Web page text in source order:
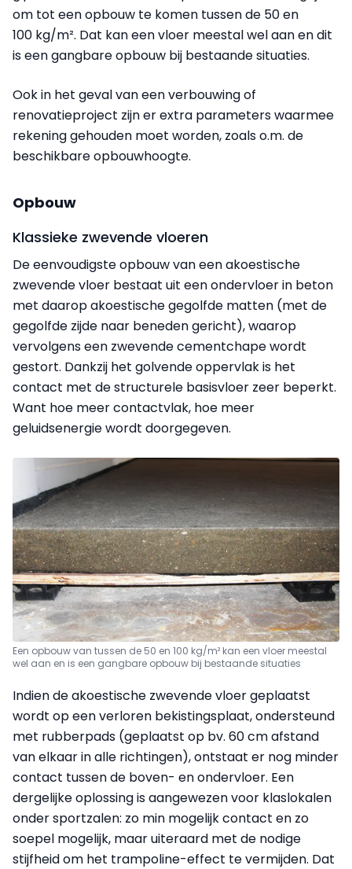
om tot een opbouw te komen tussen de 50 en
100 kg/m². Dat kan een vloer meestal wel aan en dit
is een gangbare opbouw bij bestaande situaties.
Ook in het geval van een verbouwing of
renovatieproject zijn er extra parameters waarmee
rekening gehouden moet worden, zoals o.m. de
beschikbare opbouwhoogte.
Opbouw
Klassieke zwevende vloeren
De eenvoudigste opbouw van een akoestische
zwevende vloer bestaat uit een ondervloer in beton
met daarop akoestische gegolfde matten (met de
gegolfde zijde naar beneden gericht), waarop
vervolgens een zwevende cementchape wordt
gestort. Dankzij het golvende oppervlak is het
contact met de structurele basisvloer zeer beperkt.
Want hoe meer contactvlak, hoe meer
geluidsenergie wordt doorgegeven.
Een opbouw van tussen de 50 en 100 kg/m² kan een vloer meestal
wel aan en is een gangbare opbouw bij bestaande situaties
Indien de akoestische zwevende vloer geplaatst
wordt op een verloren bekistingsplaat, ondersteund
met rubberpads (geplaatst op bv. 60 cm afstand
van elkaar in alle richtingen), ontstaat er nog minder
contact tussen de boven- en ondervloer. Een
dergelijke oplossing is aangewezen voor klaslokalen
onder sportzalen: zo min mogelijk contact en zo
soe­pel mogelijk, maar uiteraard met de nodige
stijfheid om het trampoline-effect te vermijden. Dat